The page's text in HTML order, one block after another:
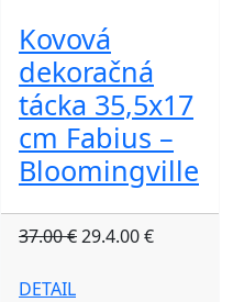
Kovová
dekoračná
tácka 35,5x17
cm Fabius –
Bloomingville
37.00 €29.4.00 €
DETAIL